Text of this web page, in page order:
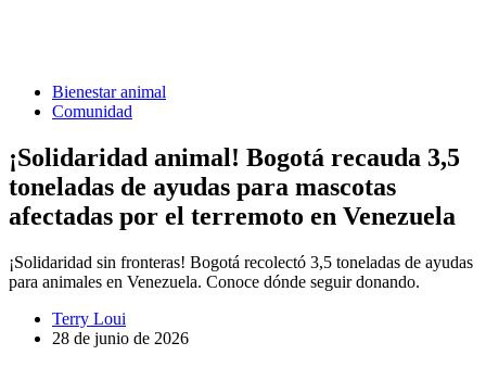
Bienestar animal
Comunidad
¡Solidaridad animal! Bogotá recauda 3,5
toneladas de ayudas para mascotas
afectadas por el terremoto en Venezuela
¡Solidaridad sin fronteras! Bogotá recolectó 3,5 toneladas de ayudas
para animales en Venezuela. Conoce dónde seguir donando.
Terry Loui
28 de junio de 2026